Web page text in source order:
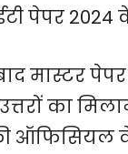
पेपर
मास्टर पेपर
का
ऑफिसियल